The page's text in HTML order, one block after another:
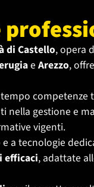
di Castello, opera
e Arezzo,
competenze
nella gestione e
vigenti.
e a tecnologie
efficaci, adattate